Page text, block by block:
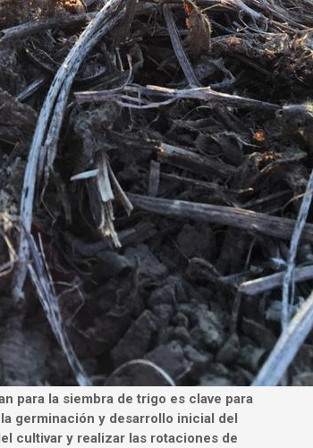
para la siembra de trigo es clave para
germinación y desarrollo inicial del
cultivar y realizar las rotaciones de